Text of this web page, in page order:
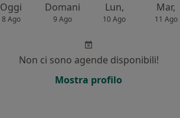
Oggi
8 Ago
Domani
9 Ago
Lun,
10 Ago
Mar,
11 Ago
Non ci sono agende disponibili!
Mostra profilo